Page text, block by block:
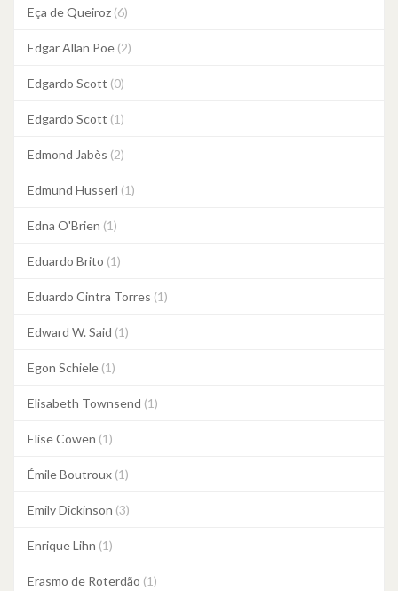
Eça de Queiroz (6)
Edgar Allan Poe (2)
Edgardo Scott (0)
Edgardo Scott (1)
Edmond Jabès (2)
Edmund Husserl (1)
Edna O'Brien (1)
Eduardo Brito (1)
Eduardo Cintra Torres (1)
Edward W. Said (1)
Egon Schiele (1)
Elisabeth Townsend (1)
Elise Cowen (1)
Émile Boutroux (1)
Emily Dickinson (3)
Enrique Lihn (1)
Erasmo de Roterdão (1)